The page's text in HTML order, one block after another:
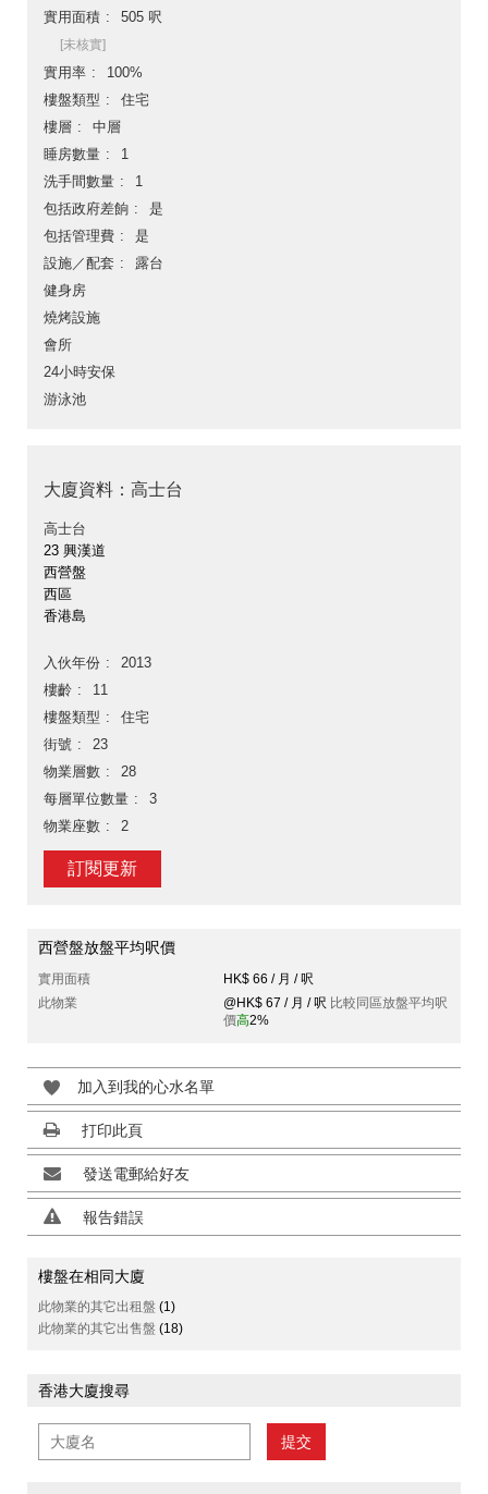
實用面積
505 呎
[未核實]
實用率
100%
樓盤類型
住宅
樓層
中層
睡房數量
1
洗手間數量
1
包括政府差餉
是
包括管理費
是
設施／配套
露台
健身房
燒烤設施
會所
24小時安保
游泳池
大廈資料：高士台
高士台
23 興漢道
西營盤
西區
香港島
入伙年份
2013
樓齡
11
樓盤類型
住宅
街號
23
物業層數
28
每層單位數量
3
物業座數
2
訂閱更新
西營盤放盤平均呎價
實用面積
HK$ 66 / 月 / 呎
此物業
@HK$ 67 / 月 / 呎 比較同區放盤平均呎
價高2%
加入到我的心水名單
打印此頁
發送電郵給好友
報告錯誤
樓盤在相同大廈
此物業的其它出租盤 (1)
此物業的其它出售盤 (18)
香港大廈搜尋
提交